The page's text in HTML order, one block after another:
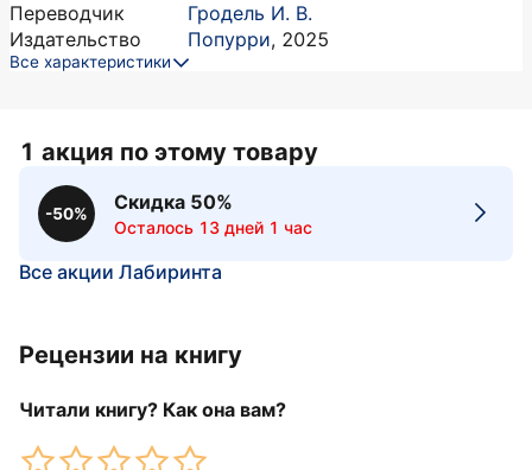
Переводчик
Гродель И. В.
Издательство
Попурри, 2025
Все характеристики
1 акция по этому товару
-50%
Скидка 50%
Осталось 13 дней 1 час
Все акции Лабиринта
Рецензии на книгу
Читали книгу? Как она вам?